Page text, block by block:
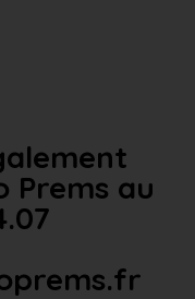
Prems au